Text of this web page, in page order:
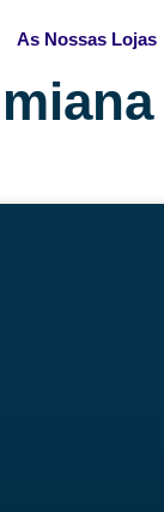
As Nossas Lojas